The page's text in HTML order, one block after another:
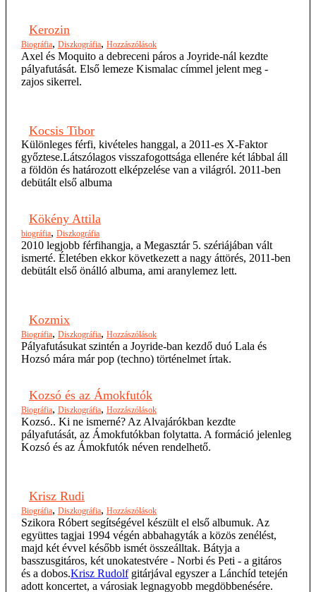
Kerozin
Biográfia, Diszkográfia, Hozzászólások
Axel és Moquito a debreceni páros a Joyride-nál kezdte
pályafutását. Első lemeze Kismalac címmel jelent meg -
zajos sikerrel.
Kocsis Tibor
Különleges férfi, kivételes hanggal, a 2011-es X-Faktor
győztese.Látszólagos visszafogottsága ellenére két lábbal áll
a földön és határozott elképzelése van a világról. 2011-ben
debütált első albuma
Kökény Attila
biográfia, Diszkográfia
2010 legjobb férfihangja, a Megasztár 5. szériájában vált
ismerté. Életében ekkor következett a nagy áttörés, 2011-ben
debütált első önálló albuma, ami aranylemez lett.
Kozmix
Biográfia, Diszkográfia, Hozzászólások
Pályafutásukat szintén a Joyride-ban kezdő duó Lala és
Hozsó mára már pop (techno) történelmet írtak.
Kozsó és az Ámokfutók
Biográfia, Diszkográfia, Hozzászólások
Kozsó.. Ki ne ismerné? Az Alvajárókban kezdte
pályafutását, az Ámokfutókban folytatta. A formáció jelenleg
Kozsó és az Ámokfutók néven rendelhető.
Krisz Rudi
Biográfia, Diszkográfia, Hozzászólások
Szikora Róbert segítségével készült el első albumuk. Az
együttes tagjai 1994 végén abbahagyták a közös zenélést,
majd két évvel később ismét összeálltak. Bátyja a
basszusgitáros, két unokatestvére - Norbi és Peti - a gitáros
és a dobos.Krisz Rudolfgitárjával egyszer a Lánchíd tetején
adott koncertet, a városiak legnagyobb megdöbbenésére.